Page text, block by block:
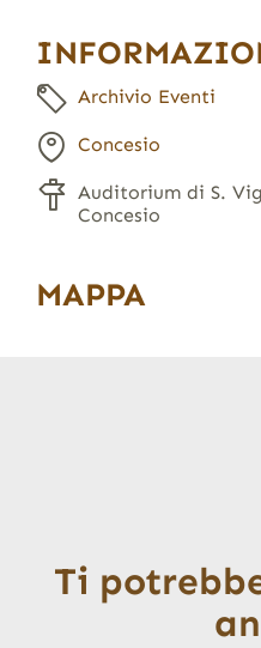
Archivio Eventi
Concesio
Auditorium di S.
Concesio
MAPPA
Ti